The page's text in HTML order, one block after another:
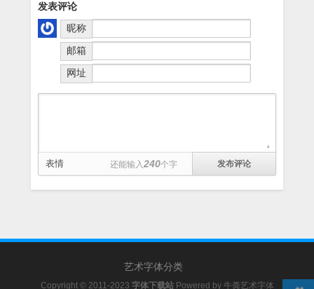
发表评论
昵称
邮箱
网址
表情 还能输入240个字
艺术字体分类
Copyright © 2011-2023 字体下载站 Powered by 牛粪艺术字体